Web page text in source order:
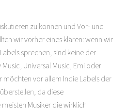
zu können und Vor- und
wir vorher eines klären: wenn wir
sprechen, sind keine der
Universal Music, Emi oder
möchten vor allem Indie Labels der
da diese
Musiker die wirklich